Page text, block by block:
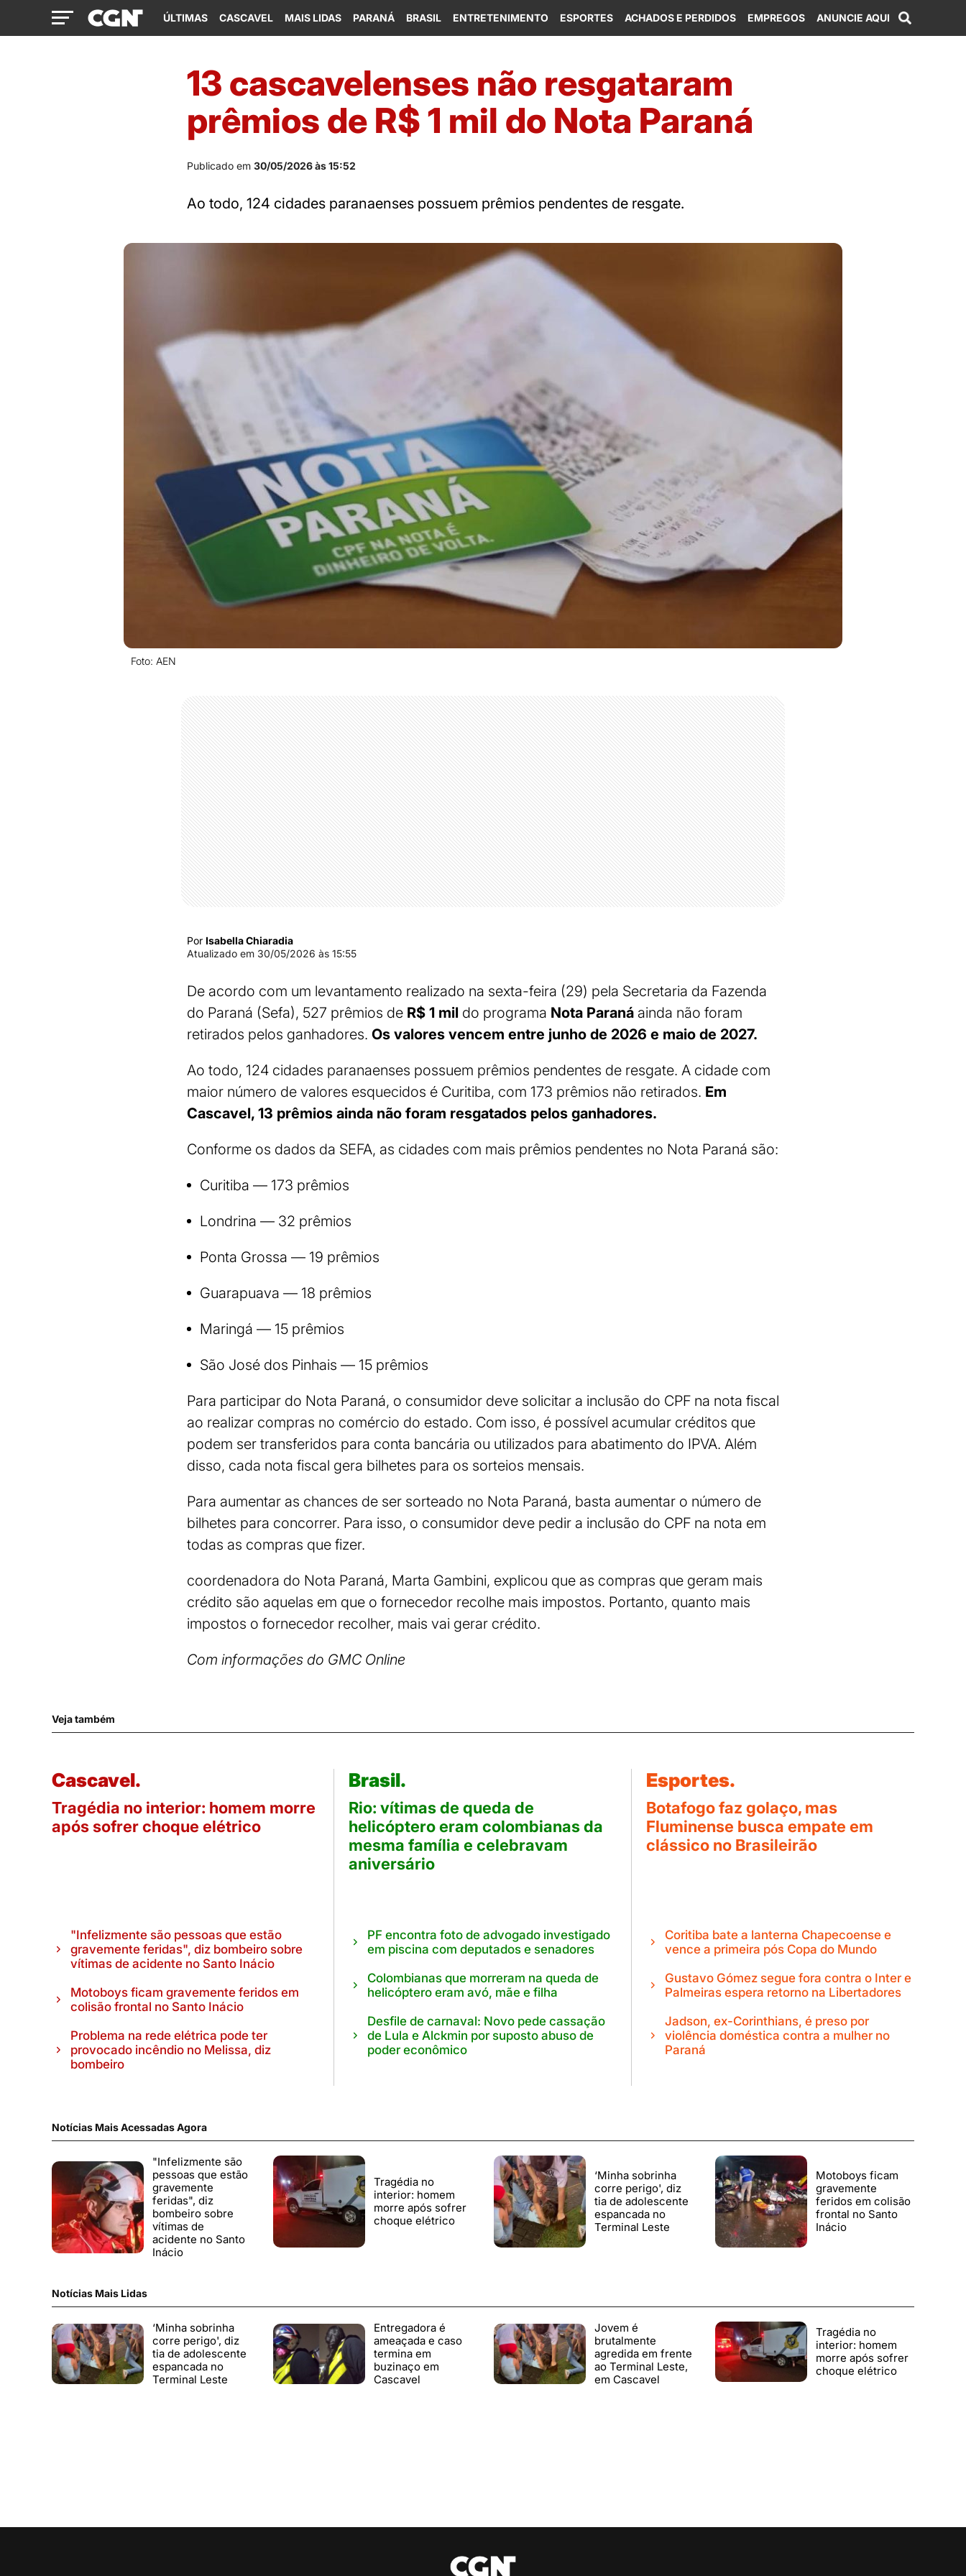
ÚLTIMAS CASCAVEL MAIS LIDAS PARANÁ BRASIL ENTRETENIMENTO ESPORTES ACHADOS E PERDIDOS EMPREGOS ANUNCIE AQUI
13 cascavelenses não resgataram
prêmios de R$ 1 mil do Nota Paraná
Publicado em 30/05/2026 às 15:52
Ao todo, 124 cidades paranaenses possuem prêmios pendentes de resgate.
Foto: AEN
Por Isabella Chiaradia
Atualizado em 30/05/2026 às 15:55
De acordo com um levantamento realizado na sexta-feira (29) pela Secretaria da Fazenda
do Paraná (Sefa), 527 prêmios de R$ 1 mil do programa Nota Paraná ainda não foram
retirados pelos ganhadores. Os valores vencem entre junho de 2026 e maio de 2027.
Ao todo, 124 cidades paranaenses possuem prêmios pendentes de resgate. A cidade com
maior número de valores esquecidos é Curitiba, com 173 prêmios não retirados. Em
Cascavel, 13 prêmios ainda não foram resgatados pelos ganhadores.
Conforme os dados da SEFA, as cidades com mais prêmios pendentes no Nota Paraná são:
Curitiba — 173 prêmios
Londrina — 32 prêmios
Ponta Grossa — 19 prêmios
Guarapuava — 18 prêmios
Maringá — 15 prêmios
São José dos Pinhais — 15 prêmios
Para participar do Nota Paraná, o consumidor deve solicitar a inclusão do CPF na nota fiscal
ao realizar compras no comércio do estado. Com isso, é possível acumular créditos que
podem ser transferidos para conta bancária ou utilizados para abatimento do IPVA. Além
disso, cada nota fiscal gera bilhetes para os sorteios mensais.
Para aumentar as chances de ser sorteado no Nota Paraná, basta aumentar o número de
bilhetes para concorrer. Para isso, o consumidor deve pedir a inclusão do CPF na nota em
todas as compras que fizer.
coordenadora do Nota Paraná, Marta Gambini, explicou que as compras que geram mais
crédito são aquelas em que o fornecedor recolhe mais impostos. Portanto, quanto mais
impostos o fornecedor recolher, mais vai gerar crédito.
Com informações do GMC Online
Veja também
Cascavel.
Tragédia no interior: homem morre
após sofrer choque elétrico
"Infelizmente são pessoas que estão
gravemente feridas", diz bombeiro sobre
vítimas de acidente no Santo Inácio
Motoboys ficam gravemente feridos em
colisão frontal no Santo Inácio
Problema na rede elétrica pode ter
provocado incêndio no Melissa, diz
bombeiro
Brasil.
Rio: vítimas de queda de
helicóptero eram colombianas da
mesma família e celebravam
aniversário
PF encontra foto de advogado investigado
em piscina com deputados e senadores
Colombianas que morreram na queda de
helicóptero eram avó, mãe e filha
Desfile de carnaval: Novo pede cassação
de Lula e Alckmin por suposto abuso de
poder econômico
Esportes.
Botafogo faz golaço, mas
Fluminense busca empate em
clássico no Brasileirão
Coritiba bate a lanterna Chapecoense e
vence a primeira pós Copa do Mundo
Gustavo Gómez segue fora contra o Inter e
Palmeiras espera retorno na Libertadores
Jadson, ex-Corinthians, é preso por
violência doméstica contra a mulher no
Paraná
Notícias Mais Acessadas Agora
"Infelizmente são
pessoas que estão
gravemente
feridas", diz
bombeiro sobre
vítimas de
acidente no Santo
Inácio
Tragédia no
interior: homem
morre após sofrer
choque elétrico
‘Minha sobrinha
corre perigo', diz
tia de adolescente
espancada no
Terminal Leste
Motoboys ficam
gravemente
feridos em colisão
frontal no Santo
Inácio
Notícias Mais Lidas
‘Minha sobrinha
corre perigo', diz
tia de adolescente
espancada no
Terminal Leste
Entregadora é
ameaçada e caso
termina em
buzinaço em
Cascavel
Jovem é
brutalmente
agredida em frente
ao Terminal Leste,
em Cascavel
Tragédia no
interior: homem
morre após sofrer
choque elétrico